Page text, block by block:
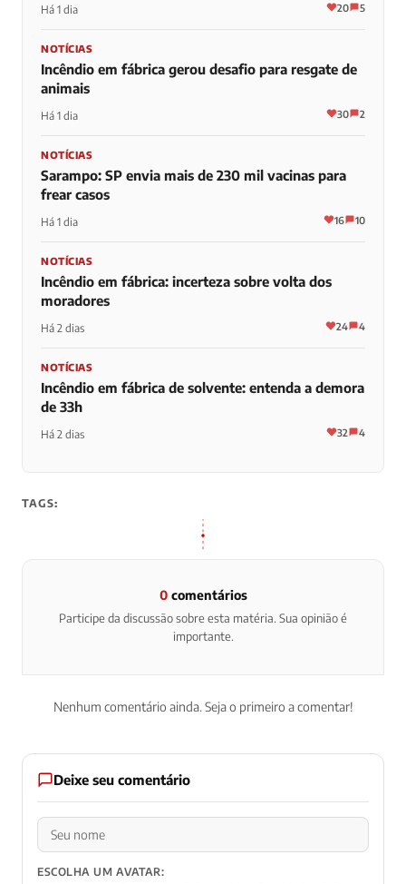
Há 1 dia 20 5
NOTÍCIAS
Incêndio em fábrica gerou desafio para resgate de
animais
Há 1 dia 30 2
NOTÍCIAS
Sarampo: SP envia mais de 230 mil vacinas para
frear casos
Há 1 dia 16 10
NOTÍCIAS
Incêndio em fábrica: incerteza sobre volta dos
moradores
Há 2 dias 24 4
NOTÍCIAS
Incêndio em fábrica de solvente: entenda a demora
de 33h
Há 2 dias 32 4
TAGS:
0comentários
Participe da discussão sobre esta matéria. Sua opinião é
importante.
Nenhum comentário ainda. Seja o primeiro a comentar!
Deixe seu comentário
ESCOLHA UM AVATAR: